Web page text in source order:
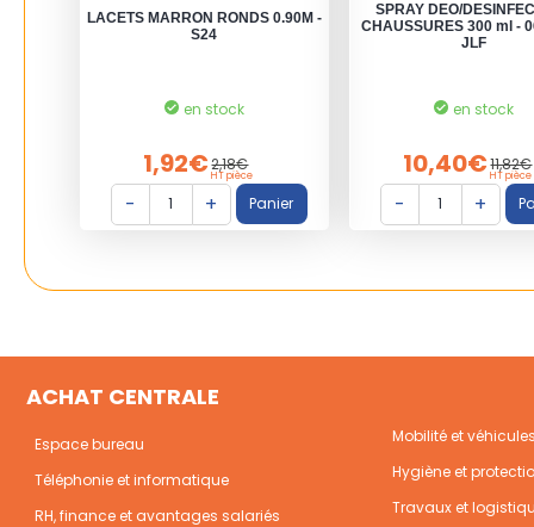
LACETS MARRON RONDS 0.90M -
S24
en stock
1,92€ 2,18€
HT pièce
SPRAY DEO/
CHAUSSURES 300 ml -
JLF
en stock
10,40€ 11,82€
HT pièce
ACHAT CENTRALE
Espace bureau
Téléphonie et informatique
RH, finance et avantages salariés
Mobilité et
Hygiène et
Travaux et